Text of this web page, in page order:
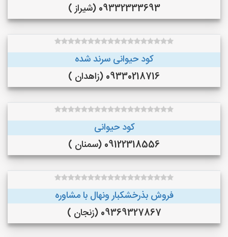
09332333693 (شیراز )
کود حیوانی سرند شده
09330218716 (زاهدان )
کود حیوانی
09122318556 (سمنان )
فروش بذرخشکبار ونهال با مشاوره
09369327867 (زنجان )